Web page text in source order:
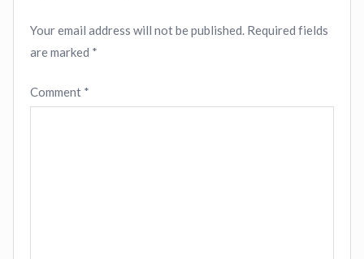
Your email address will not be published. Required fields
are marked *
Comment *